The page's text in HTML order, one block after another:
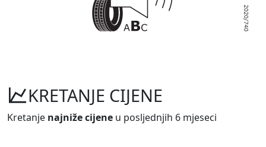
KRETANJE CIJENE
Kretanje najniže cijene u posljednjih 6 mjeseci